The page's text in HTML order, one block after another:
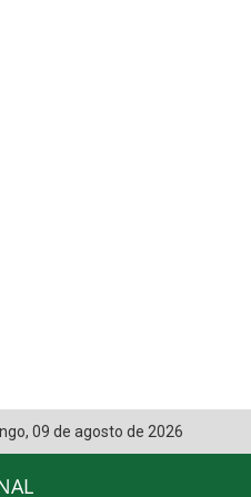
, 09 de agosto de 2026